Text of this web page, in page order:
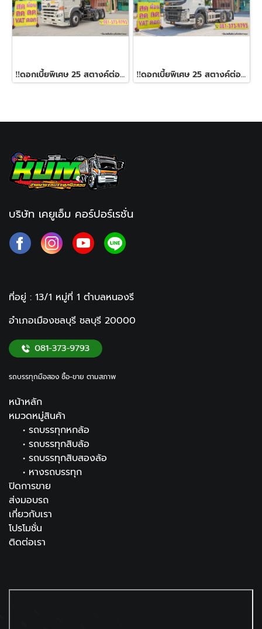
‼️ดอกเบี้ยพิเศษ 25 สตางค์ต่อเดือน‼️สิบล้อหัวลาก HINO FM1A 344 แรง ปี 2566 ‼️ดอกเบี้ยพิเศษ 25 สตางค์ต่อเดือน‼️สิบล้อหัวลาก Volvo FM 440 แรง ปี 2560
บริษัท เคยูเอ็ม คอร์ปอร์เรชั่น
ที่อยู่ : 13/1 หมู่ที่ 1 ตำบลหนองรี
อำเภอเมืองชลบุรี ชลบุรี 20000
รถบรรทุกมือสอง ซื้อ-ขาย ตามสภาพ
หน้าหลัก
หมวดหมู่สินค้า
• รถบรรทุกหกล้อ
• รถบรรทุกสิบล้อ
• รถบรรทุกสิบสองล้อ
• หางรถบรรทุก
ปิดการขาย
ส่งมอบรถ
เกี่ยวกับเรา
โปรโมชั่น
ติดต่อเรา